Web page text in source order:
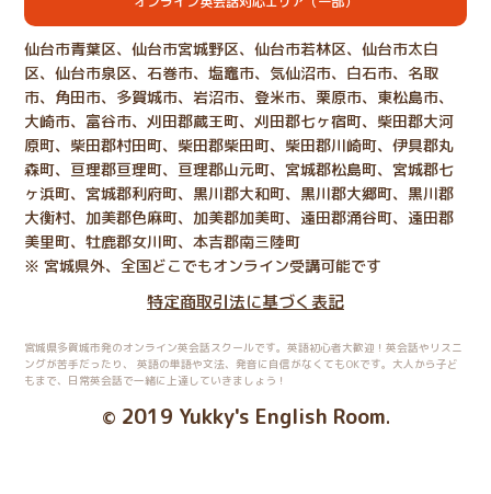
仙台市青葉区、仙台市宮城野区、仙台市若林区、仙台市太白
区、仙台市泉区、石巻市、塩竈市、気仙沼市、白石市、名取
市、角田市、多賀城市、岩沼市、登米市、栗原市、東松島市、
大崎市、富谷市、刈田郡蔵王町、刈田郡七ヶ宿町、柴田郡大河
原町、柴田郡村田町、柴田郡柴田町、柴田郡川崎町、伊具郡丸
森町、亘理郡亘理町、亘理郡山元町、宮城郡松島町、宮城郡七
ヶ浜町、宮城郡利府町、黒川郡大和町、黒川郡大郷町、黒川郡
大衡村、加美郡色麻町、加美郡加美町、遠田郡涌谷町、遠田郡
美里町、牡鹿郡女川町、本吉郡南三陸町
※ 宮城県外、全国どこでもオンライン受講可能です
特定商取引法に基づく表記
宮城県多賀城市発のオンライン英会話スクールです。英語初心者大歓迎！英会話やリスニ
ングが苦手だったり、
英語の単語や文法、発音に自信がなくてもOKです。大人から子ど
もまで、日常英会話で一緒に上達していきましょう！
© 2019 Yukky's English Room.